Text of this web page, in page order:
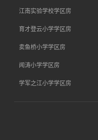
江南实验学校学区房
育才登云小学学区房
卖鱼桥小学学区房
闻涛小学学区房
学军之江小学学区房